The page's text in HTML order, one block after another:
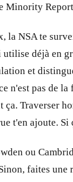
Minority
la NSA te
déjà en
et
n'est pas de
Traverser
t'en ajoute. Si
ou
faites une